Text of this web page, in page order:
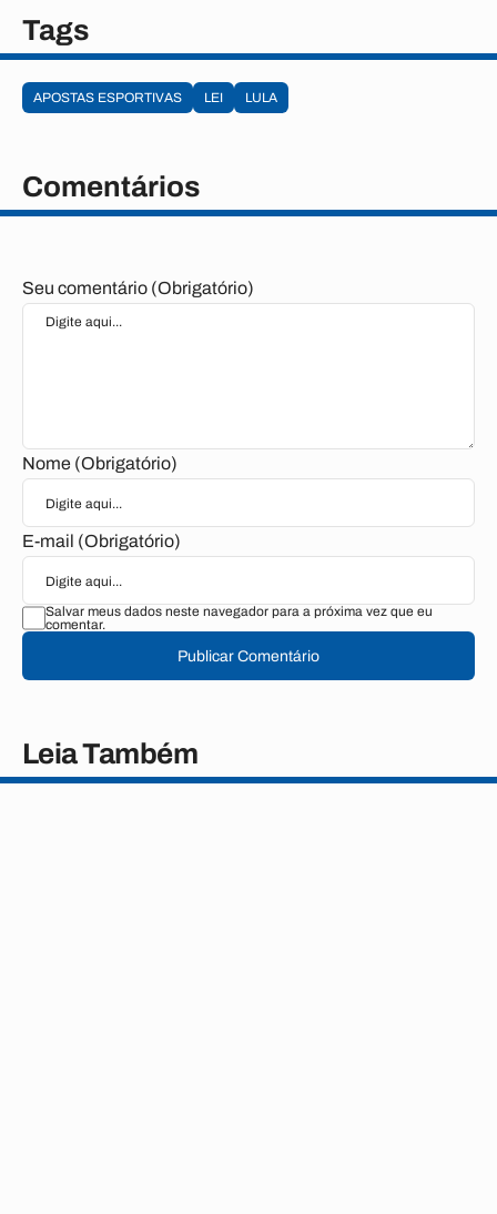
Tags
APOSTAS ESPORTIVAS LEI LULA
Comentários
Seu comentário (Obrigatório)
Nome (Obrigatório)
E-mail (Obrigatório)
Salvar meus dados neste navegador para a próxima vez que eu
comentar.
Publicar Comentário
Leia Também